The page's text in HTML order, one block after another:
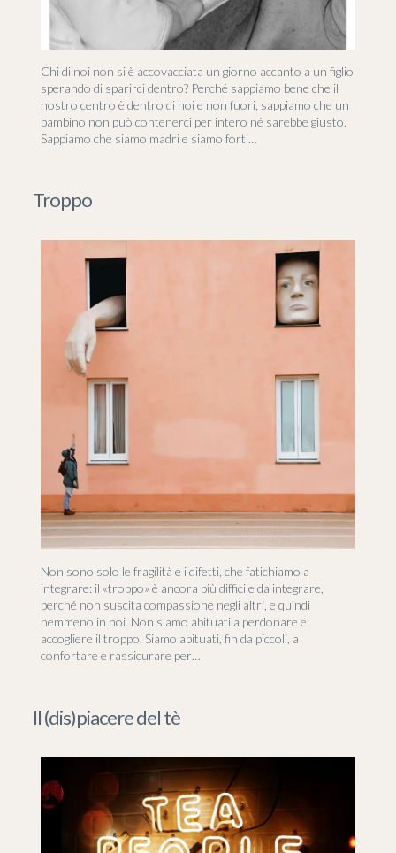
Chi di noi non si è accovacciata un giorno accanto a un figlio
sperando di sparirci dentro? Perché sappiamo bene che il
nostro centro è dentro di noi e non fuori, sappiamo che un
bambino non può contenerci per intero né sarebbe giusto.
Sappiamo che siamo madri e siamo forti…
Troppo
Non sono solo le fragilità e i difetti, che fatichiamo a
integrare: il «troppo» è ancora più difficile da integrare,
perché non suscita compassione negli altri, e quindi
nemmeno in noi. Non siamo abituati a perdonare e
accogliere il troppo. Siamo abituati, fin da piccoli, a
confortare e rassicurare per…
Il (dis)piacere del tè